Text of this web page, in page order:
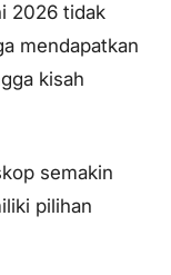
2026 tidak
mendapatkan
kisah
semakin
pilihan